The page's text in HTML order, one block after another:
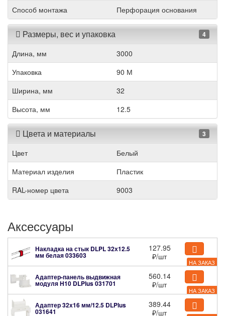
Способ монтажа
Перфорация основания
Размеры, вес и упаковка 4
Длина, мм
3000
Упаковка
90 М
Ширина, мм
32
Высота, мм
12.5
Цвета и материалы 3
Цвет
Белый
Материал изделия
Пластик
RAL-номер цвета
9003
Аксессуары
НА ЗАКАЗ
Накладка на стык DLPL 32х12.5
мм белая033603
127.95
₽/шт
НА ЗАКАЗ
Адаптер-панель выдвижная
модуля H10 DLPlus031701
560.14
₽/шт
Адаптер 32х16 мм/12.5 DLPlus
031641
389.44
₽/шт